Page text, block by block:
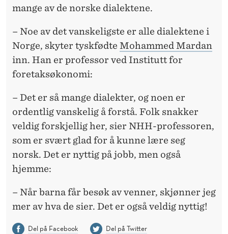
mange av de norske dialektene.
– Noe av det vanskeligste er alle dialektene i
Norge, skyter tyskfødte Mohammed Mardan
inn. Han er professor ved Institutt for
foretaksøkonomi:
– Det er så mange dialekter, og noen er
ordentlig vanskelig å forstå. Folk snakker
veldig forskjellig her, sier NHH-professoren,
som er svært glad for å kunne lære seg
norsk. Det er nyttig på jobb, men også
hjemme:
– Når barna får besøk av venner, skjønner jeg
mer av hva de sier. Det er også veldig nyttig!
Del på Facebook
Del på Twitter